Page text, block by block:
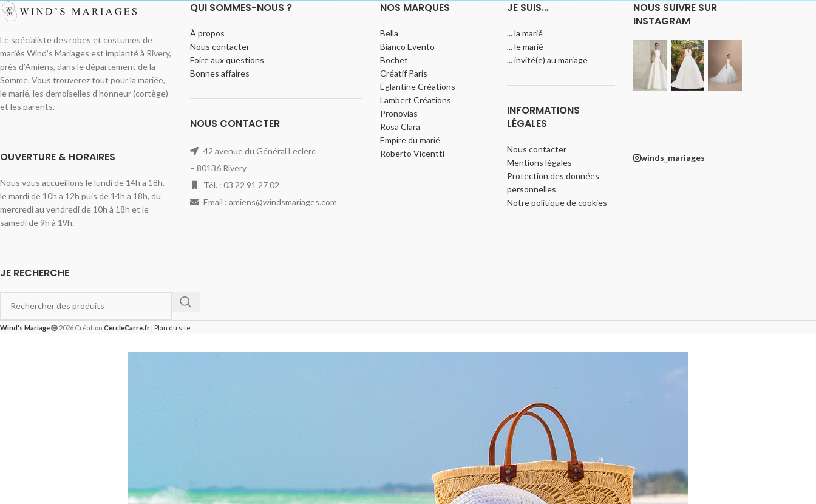
Le spécialiste des robes et costumes de
mariés Wind’s Mariages est implanté à Rivery,
près d’Amiens, dans le département de la
Somme. Vous trouverez tout pour la mariée,
le marié, les demoiselles d’honneur (cortège)
et les parents.
OUVERTURE & HORAIRES
Nous vous accueillons le lundi de 14h a 18h,
le mardi de 10h a 12h puis de 14h a 18h, du
mercredi au vendredi de 10h à 18h et le
samedi de 9h à 19h.
JE RECHERCHE
QUI SOMMES-NOUS ?
À propos
Nous contacter
Foire aux questions
Bonnes affaires
NOUS CONTACTER
42 avenue du Général Leclerc
– 80136 Rivery
Tél. : 03 22 91 27 02
Email : amiens@windsmariages.com
NOS MARQUES
Bella
Bianco Evento
Bochet
Créatif Paris
Églantine Créations
Lambert Créations
Pronovias
Rosa Clara
Empire du marié
Roberto Vicentti
JE SUIS…
... la marié
... le marié
... invité(e) au mariage
INFORMATIONS
LÉGALES
Nous contacter
Mentions légales
Protection des données
personnelles
Notre politique de cookies
NOUS SUIVRE SUR
INSTAGRAM
winds_mariages
Wind's Mariage 2026 Création CercleCarre.fr | Plan du site